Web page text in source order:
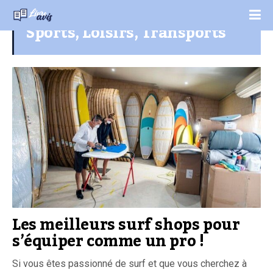
Sports, Loisirs, Transports
Les meilleurs surf shops pour
s’équiper comme un pro !
Si vous êtes passionné de surf et que vous cherchez à